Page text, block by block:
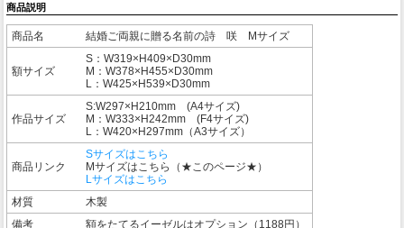
商品説明
商品名 結婚ご両親に贈る名前の詩 咲 Mサイズ
額サイズ
S：W319×H409×D30mm
M：W378×H455×D30mm
L：W425×H539×D30mm
作品サイズ
S:W297×H210mm (A4サイズ)
M：W333×H242mm (F4サイズ)
L：W420×H297mm（A3サイズ）
商品リンク
Sサイズはこちら
Mサイズはこちら（★このページ★）
Lサイズはこちら
材質
木製
備考
額をたてるイーゼルはオプション（1188円）